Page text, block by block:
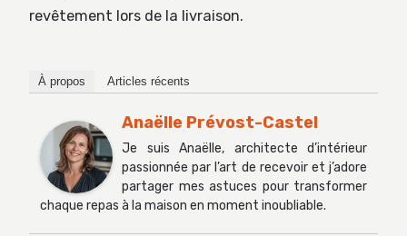
revêtement lors de la livraison.
À propos Articles récents
Anaëlle Prévost-Castel
Je suis Anaëlle, architecte d’intérieur
passionnée par l’art de recevoir et j’adore
partager mes astuces pour transformer
chaque repas à la maison en moment inoubliable.